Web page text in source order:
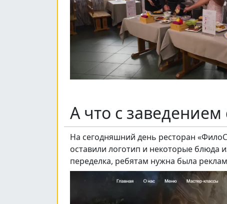
А что с
На сегодняшний день ресторан
оставили логотип и некоторые блюда
переделка, ребятам нужна была